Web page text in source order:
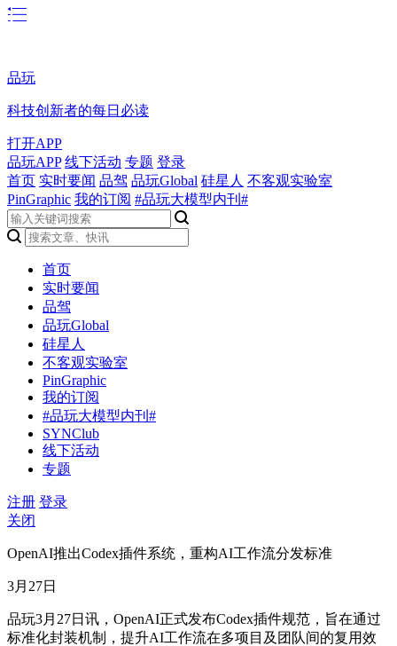
品玩
科技创新者的每日必读
打开APP
品玩APP 线下活动 专题 登录
首页 实时要闻 品驾 品玩Global 硅星人 不客观实验室
PinGraphic 我的订阅 #品玩大模型内刊#
首页
实时要闻
品驾
品玩Global
硅星人
不客观实验室
PinGraphic
我的订阅
#品玩大模型内刊#
SYNClub
线下活动
专题
注册 登录
关闭
OpenAI推出Codex插件系统，重构AI工作流分发标准
3月27日
品玩3月27日讯，OpenAI正式发布Codex插件规范，旨在通过
标准化封装机制，提升AI工作流在多项目及团队间的复用效